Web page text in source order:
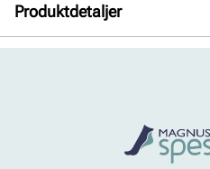
Produktdetaljer
Overdel:Kombinasjon